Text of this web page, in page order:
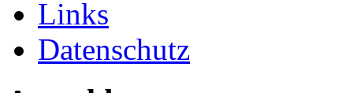
Links
Datenschutz